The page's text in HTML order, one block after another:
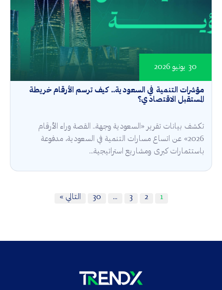
مؤشرات التنمية في السعودية.. كيف ترسم الأرقام خريطة
المستقبل الاقتصادي؟
30 يونيو 2026
تكشف بيانات تقرير «السعودية وجهة.. القصة وراء الأرقام
2026» عن اتساع مسارات التنمية في السعودية، مدفوعة
باستثمارات كبرى ومشاريع استراتيجية...
1
2
3
…
30 التالي »